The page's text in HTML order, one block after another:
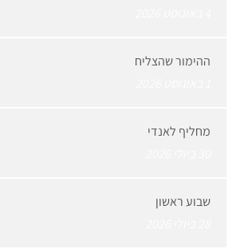
ההימור שהצליח
מחליף לאנדי
שבוע ראשון